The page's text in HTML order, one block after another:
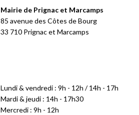
Mairie de Prignac et Marcamps
85 avenue des Côtes de Bourg
33 710 Prignac et Marcamps
Lundi & vendredi : 9h - 12h / 14h - 17h
Mardi & jeudi : 14h - 17h30
Mercredi : 9h - 12h